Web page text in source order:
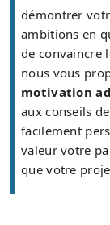
démontrer
ambitions en
de convaincre
nous vous
motivation
aux conseils
facilement
valeur votre
que votre